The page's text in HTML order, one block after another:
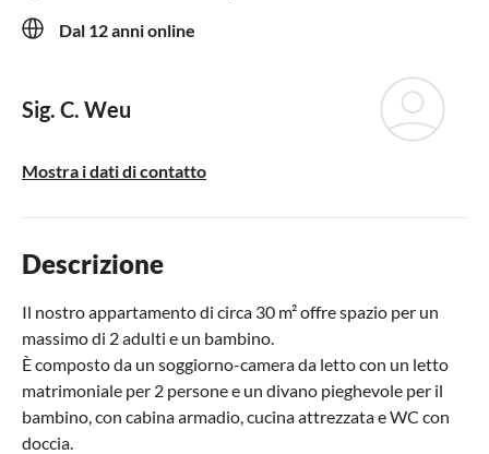
Dal 12 anni online
Sig. C. Weu
Mostra i dati di contatto
Descrizione
Il nostro appartamento di circa 30 m² offre spazio per un
massimo di 2 adulti e un bambino.
È composto da un soggiorno-camera da letto con un letto
matrimoniale per 2 persone e un divano pieghevole per il
bambino, con cabina armadio, cucina attrezzata e WC con
doccia.